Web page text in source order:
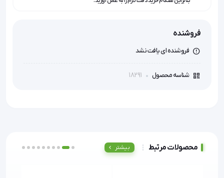
فروشنده
فروشنده ای یافت نشد
شناسه محصول 18291
محصولات مرتبط بیشتر